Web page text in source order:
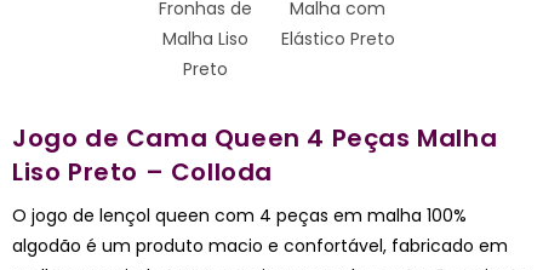
Jogo de Cama Queen 4 Peças Malha
Liso Preto – Colloda
O jogo de lençol queen com 4 peças em malha 100%
algodão é um produto macio e confortável, fabricado em